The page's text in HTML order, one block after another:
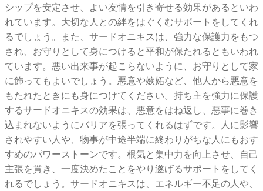
シップを安定させ、よい友情を引き寄せる効果があるといわ
れています。大切な人との絆をはぐくむサポートをしてくれ
るでしょう。また、サードオニキスは、強力な保護力をもつ
され、お守りとして身につけると平和が保たれるともいわれ
ています。悪い出来事が起こらないように、お守りとして家
に飾ってもよいでしょう。悪意や嫉妬など、他人から悪意を
もたれたときにも身につけてください。持ち主を強力に保護
するサードオニキスの効果は、悪意をはね返し、悪事に巻き
込まれないようにバリアを張ってくれるはずです。人に影響
されやすい人や、物事が中途半端に終わりがちな人にもおす
すめのパワーストーンです。根気と集中力を向上させ、自己
主張を貫き、一度決めたことをやり遂げるサポートをしてく
れるでしょう。サードオニキスは、エネルギー不足の人や、